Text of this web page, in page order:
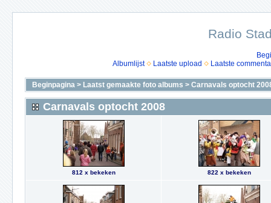
Radio
Albumlijst
Laatste upload Laatste
Beginpagina > Laatst gemaakte foto albums > Carnavals optocht
Carnavals optocht 2008
812 x bekeken 822 x bekeken